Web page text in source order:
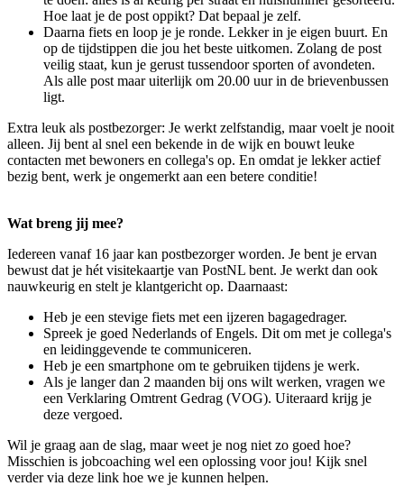
Hoe laat je de post oppikt? Dat bepaal je zelf.
Daarna fiets en loop je je ronde. Lekker in je eigen buurt. En
op de tijdstippen die jou het beste uitkomen. Zolang de post
veilig staat, kun je gerust tussendoor sporten of avondeten.
Als alle post maar uiterlijk om 20.00 uur in de brievenbussen
ligt.
Extra leuk als postbezorger: Je werkt zelfstandig, maar voelt je nooit
alleen. Jij bent al snel een bekende in de wijk en bouwt leuke
contacten met bewoners en collega's op. En omdat je lekker actief
bezig bent, werk je ongemerkt aan een betere conditie!
Wat breng jij mee?
Iedereen vanaf 16 jaar kan postbezorger worden. Je bent je ervan
bewust dat je hét visitekaartje van PostNL bent. Je werkt dan ook
nauwkeurig en stelt je klantgericht op. Daarnaast:
Heb je een stevige fiets met een ijzeren bagagedrager.
Spreek je goed Nederlands of Engels. Dit om met je collega's
en leidinggevende te communiceren.
Heb je een smartphone om te gebruiken tijdens je werk.
Als je langer dan 2 maanden bij ons wilt werken, vragen we
een Verklaring Omtrent Gedrag (VOG). Uiteraard krijg je
deze vergoed.
Wil je graag aan de slag, maar weet je nog niet zo goed hoe?
Misschien is jobcoaching wel een oplossing voor jou! Kijk snel
verder via deze link hoe we je kunnen helpen.